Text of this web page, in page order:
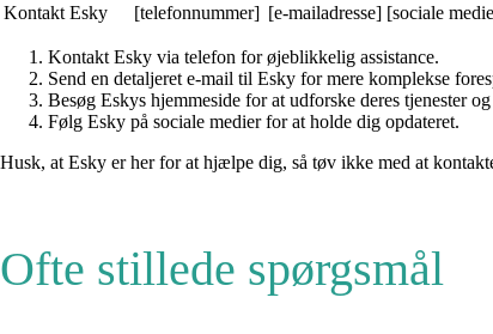
Kontakt Esky
[telefonnummer] [e-mailadresse] [sociale
Kontakt Esky via telefon for øjeblikkelig assistance.
Send en detaljeret e-mail til Esky for mere komplekse
Besøg Eskys hjemmeside for at udforske deres tjenester
Følg Esky på sociale medier for at holde dig opdateret.
Husk, at Esky er her for at hjælpe dig, så tøv ikke med at
Ofte stillede spørgsmål